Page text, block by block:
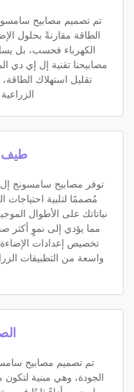
تم تصميم مصابيح
الطاقة مقارنةً بحلول
الكهرباء فحسب، بل
مصابيحنا تقنية إل إي دي
تقليل استهلاك الطاقة،
توفر مصابيح سامسونج إل
مُصممًا لتلبية
نباتاتك على الأطوال
مما يؤدي إلى نموٍ أكثر
تخصيص إعدادات
واسعة من التطبيقات
تم تصميم مصابيح
الجودة، وهي مبنية